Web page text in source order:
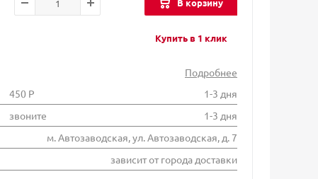
В корзину
Купить в 1 клик
Подробнее
450 Р
1-3 дня
звоните
1-3 дня
м. Автозаводская, ул. Автозаводская, д. 7
зависит от города доставки